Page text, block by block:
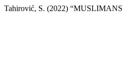
Tahirović, S. (2022)